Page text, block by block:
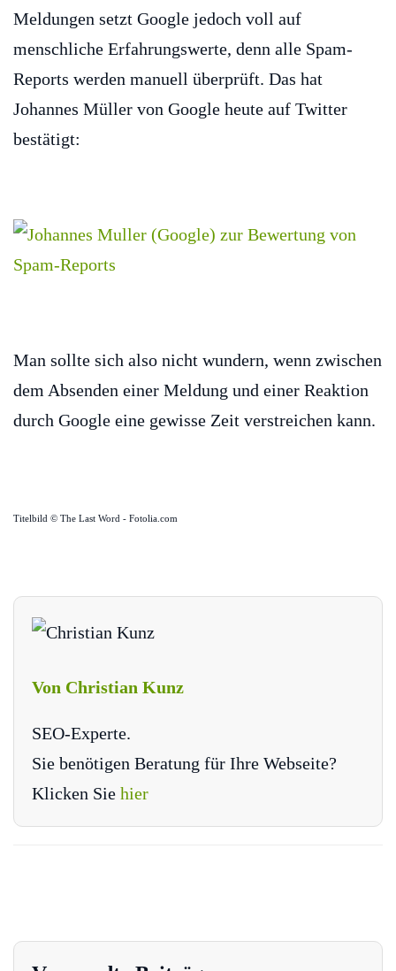
Meldungen setzt Google jedoch voll auf
menschliche Erfahrungswerte, denn alle Spam-
Reports werden manuell überprüft. Das hat
Johannes Müller von Google heute auf Twitter
bestätigt:
Man sollte sich also nicht wundern, wenn zwischen
dem Absenden einer Meldung und einer Reaktion
durch Google eine gewisse Zeit verstreichen kann.
Titelbild © The Last Word - Fotolia.com
Von Christian Kunz
SEO-Experte.
Sie benötigen Beratung für Ihre Webseite?
Klicken Sie hier